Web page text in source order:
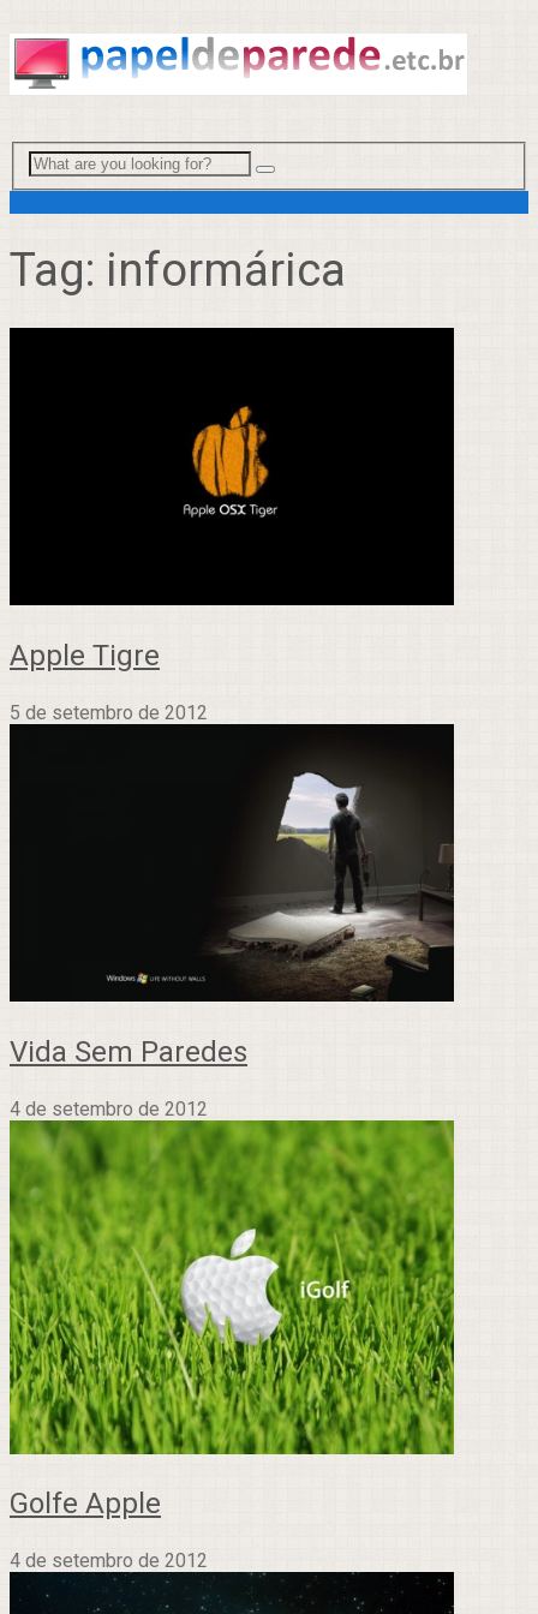
Tag: informárica
Apple Tigre
5 de setembro de 2012
Vida Sem Paredes
4 de setembro de 2012
Golfe Apple
4 de setembro de 2012